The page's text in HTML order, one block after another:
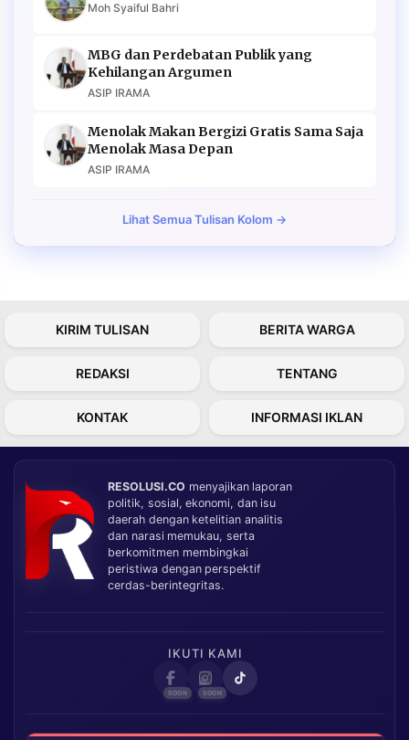
Moh Syaiful Bahri
MBG dan Perdebatan Publik yang
Kehilangan Argumen
ASIP IRAMA
Menolak Makan Bergizi Gratis Sama Saja
Menolak Masa Depan
ASIP IRAMA
Lihat Semua Tulisan Kolom →
KIRIM TULISAN BERITA WARGA
REDAKSI TENTANG
KONTAK INFORMASI IKLAN
RESOLUSI.CO menyajikan laporan
politik, sosial, ekonomi, dan isu
daerah dengan ketelitian analitis
dan narasi memukau, serta
berkomitmen membingkai
peristiwa dengan perspektif
cerdas-berintegritas.
IKUTI KAMI